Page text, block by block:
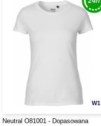
W1
Neutral O81001 - Dopasowana